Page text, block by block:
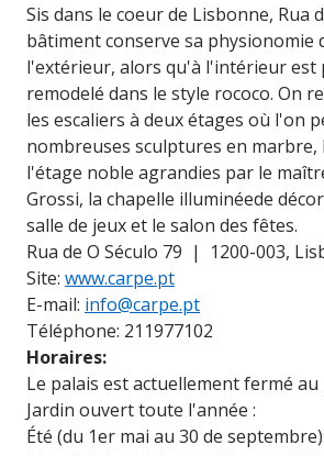
Sis dans le coeur de Lisbonne, Rua
bâtiment conserve sa physionomie
l'extérieur, alors qu'à l'intérieur
remodelé dans le style rococo. On
les escaliers à deux étages où l'on
nombreuses sculptures en marbre,
l'étage noble agrandies par le
Grossi, la chapelle illuminéede
salle de jeux et le salon des fêtes.
Rua de O Século 79 | 1200-003,
Site: www.carpe.pt
E-mail: info@carpe.pt
Téléphone: 211977102
Horaires:
Le palais est actuellement fermé au
Jardin ouvert toute l'année :
Été (du 1er mai au 30 de